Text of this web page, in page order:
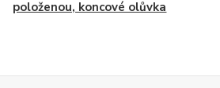
položenou, koncové olůvka